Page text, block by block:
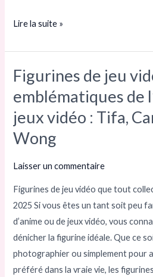
Lire la suite »
Figurines de jeu
emblématiques de
jeux vidéo : Tifa,
Wong
Laisser un commentaire
Figurines de jeu vidéo que tout
2025 Si vous êtes un tant soit peu
d’anime ou de jeux vidéo, vous
dénicher la figurine idéale. Que ce
photographier ou simplement pour
préféré dans la vraie vie, les figurines
Figurines
jeu
vidéo
emblématiques
l’anime
et
des
jeux
vidéo :
Tifa,
Cammy